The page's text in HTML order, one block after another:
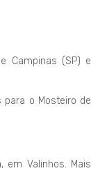
Campinas (SP) e
para o Mosteiro de
em Valinhos. Mais